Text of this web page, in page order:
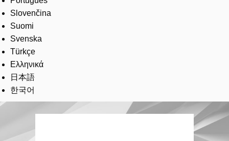
Slovenčina
Suomi
Svenska
Türkçe
Ελληνικά
日本語
한국어